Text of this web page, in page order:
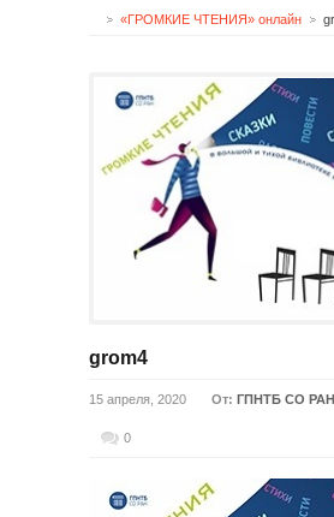
«ГРОМКИЕ ЧТЕНИЯ» онлайн
grom4
15 апреля, 2020 От: ГПНТБ СО РАН
0